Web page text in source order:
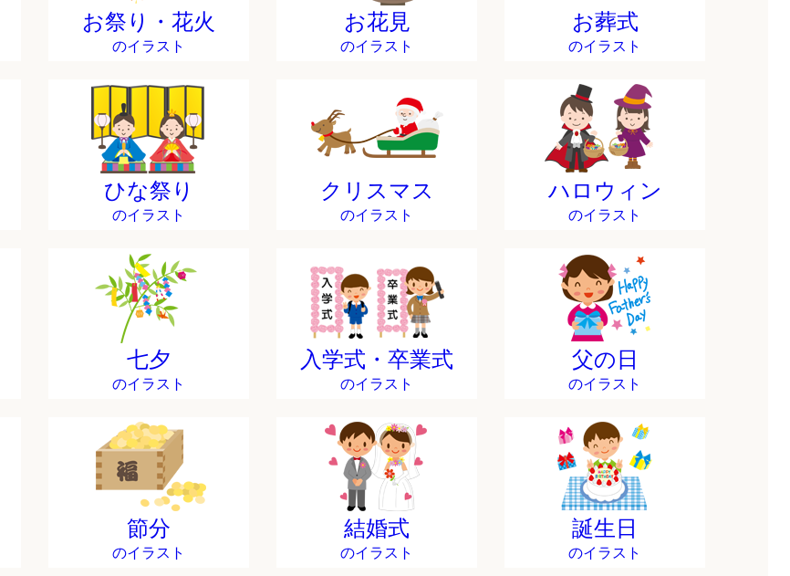
お祭り・花火
のイラスト
お花見
のイラスト
お葬式
のイラスト
ひな祭り
のイラスト
クリスマス
のイラスト
ハロウィン
のイラスト
七夕
のイラスト
入学式・卒業式
のイラスト
父の日
のイラスト
節分
のイラスト
結婚式
のイラスト
誕生日
のイラスト